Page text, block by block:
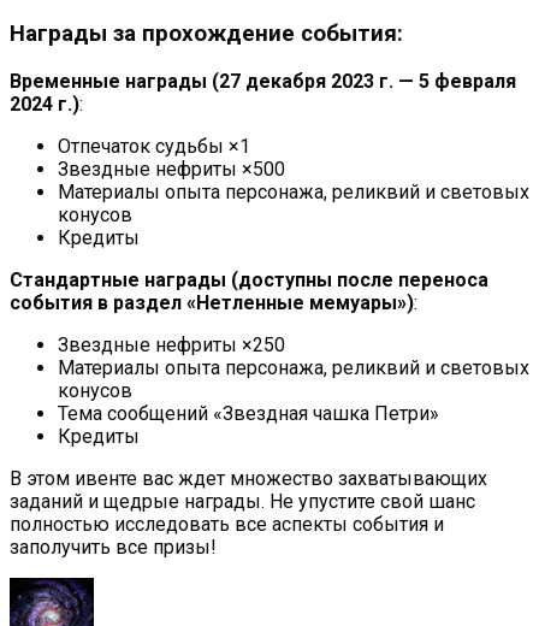
Награды за прохождение события:
Временные награды (27 декабря 2023 г. — 5 февраля
2024 г.):
Отпечаток судьбы ×1
Звездные нефриты ×500
Материалы опыта персонажа, реликвий и световых
конусов
Кредиты
Стандартные награды (доступны после переноса
события в раздел «Нетленные мемуары»):
Звездные нефриты ×250
Материалы опыта персонажа, реликвий и световых
конусов
Тема сообщений «Звездная чашка Петри»
Кредиты
В этом ивенте вас ждет множество захватывающих
заданий и щедрые награды. Не упустите свой шанс
полностью исследовать все аспекты события и
заполучить все призы!